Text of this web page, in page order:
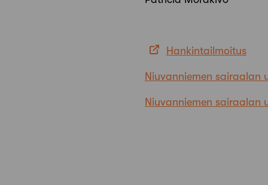
Hankintailmoitus
Niuvanniemen sairaalan
Niuvanniemen sairaalan